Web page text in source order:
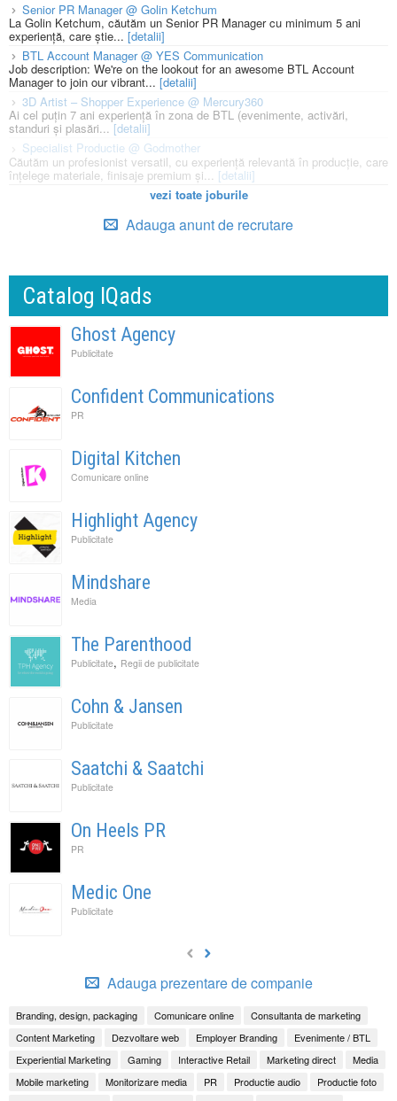
Senior PR Manager @ Golin Ketchum
La Golin Ketchum, căutăm un Senior PR Manager cu minimum 5 ani
experiență, care știe... [detalii]
BTL Account Manager @ YES Communication
Job description: We're on the lookout for an awesome BTL Account
Manager to join our vibrant... [detalii]
3D Artist – Shopper Experience @ Mercury360
Ai cel puțin 7 ani experiență în zona de BTL (evenimente, activări,
standuri și plasări... [detalii]
Specialist Productie @ Godmother
Căutăm un profesionist versatil, cu experiență relevantă în producție, care
înțelege materiale, finisaje premium și... [detalii]
vezi toate joburile
Adauga anunt de recrutare
Catalog IQads
Ghost Agency
Publicitate
Confident Communications
PR
Digital Kitchen
Comunicare online
Highlight Agency
Publicitate
Mindshare
Media
The Parenthood
Publicitate, Regii de publicitate
Cohn & Jansen
Publicitate
Saatchi & Saatchi
Publicitate
On Heels PR
PR
Medic One
Publicitate
Adauga prezentare de companie
Branding, design, packaging Comunicare online
Consultanta de marketing
Content Marketing
Dezvoltare web Employer Branding
Evenimente / BTL
Experiential Marketing
Gaming Interactive Retail Marketing direct
Media
Mobile marketing
Monitorizare media PR Productie audio
Productie foto